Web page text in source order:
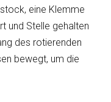
eine Klemme
und Stelle gehalten
des rotierenden
bewegt, um die